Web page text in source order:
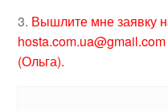
3. Вышлите мне заявку
(Ольга).